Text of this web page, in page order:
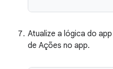
Atualize a lógica do
de Ações no app.